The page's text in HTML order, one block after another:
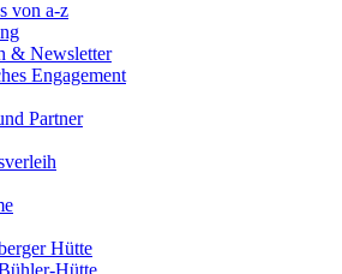
von a-z
& Newsletter
Engagement
Partner
Hütte
Hütte